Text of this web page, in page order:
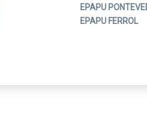
EPAPU
EPAPU FERROL